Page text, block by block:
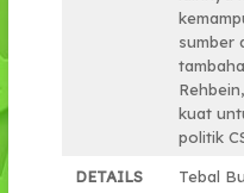
sumber
kuat
politik
DETAILS
Tebal